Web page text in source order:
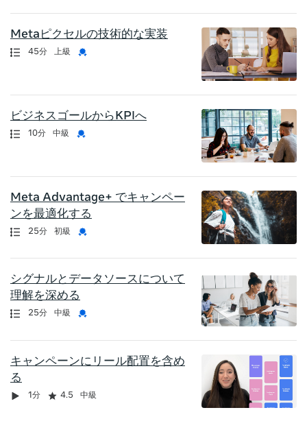
Metaピクセルの技術的な実装
認定資格
長さ 45分 上級
資格証明書
ビジネスゴールからKPIへ
認定資格
長さ 10分 中級
資格証明書
Meta Advantage+ でキャンペー
ンを最適化する
認定資格
長さ 25分 初級
資格証明書
シグナルとデータソースについて
理解を深める
認定資格
長さ 25分 中級
資格証明書
キャンペーンにリール配置を含め
る
動画
長さ 1分
評価 4.5 中級